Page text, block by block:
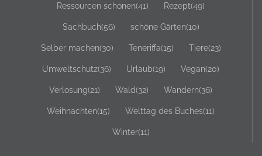
Ressourcen schonen(41) Rezept(49)
Sachbuch(56) schöne Gärten(10)
Selber machen(30) Teneriffa(15) Tiere(23)
Umweltschutz(36) Urlaub(19) Vegan(20)
Verlosung(21) Wald(32) Wandern(36)
Weihnachten(15) Welttag des Buches(11)
Winter(11)